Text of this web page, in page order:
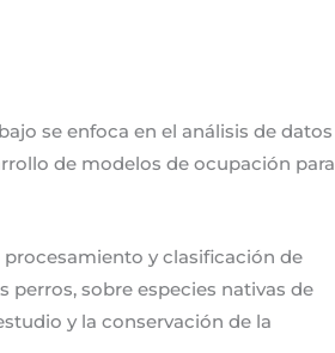
se enfoca en el análisis de datos
de modelos de ocupación para
y clasificación de
perros, sobre especies nativas de
y la conservación de la